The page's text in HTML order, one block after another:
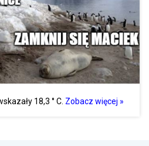
18,3 ° C. Zobacz więcej »